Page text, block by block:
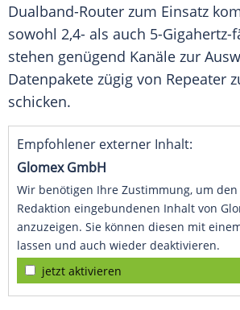
Dualband-Router zum Einsatz
sowohl 2,4- als auch 5-Gigahertz-
stehen genügend Kanäle zur
Datenpakete zügig von Repeater
schicken.
Empfohlener externer Inhalt:
Glomex GmbH
Wir benötigen Ihre Zustimmung, um
Redaktion eingebundenen Inhalt von
anzuzeigen. Sie können diesen mit
lassen und auch wieder deaktivieren.
jetzt aktivieren